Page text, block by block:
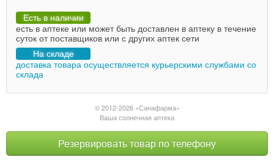
Есть в наличии
есть в аптеке или может быть доставлен в аптеку в течение
суток от поставщиков или с других аптек сети
На складе
доставка товара осуществляется курьерскими службами со
склада
© 2012-2026 «Санафарма»
Ваша солнечная аптека
Резервировать товар по телефону